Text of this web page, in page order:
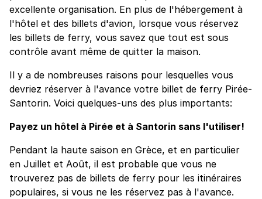
excellente organisation. En plus de l'hébergement à
l'hôtel et des billets d'avion, lorsque vous réservez
les billets de ferry, vous savez que tout est sous
contrôle avant même de quitter la maison.
Il y a de nombreuses raisons pour lesquelles vous
devriez réserver à l'avance votre billet de ferry Pirée-
Santorin. Voici quelques-uns des plus importants:
Payez un hôtel à Pirée et à Santorin sans l'utiliser!
Pendant la haute saison en Grèce, et en particulier
en Juillet et Août, il est probable que vous ne
trouverez pas de billets de ferry pour les itinéraires
populaires, si vous ne les réservez pas à l'avance.